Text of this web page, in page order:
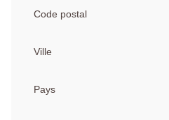
Code postal
Ville
Pays